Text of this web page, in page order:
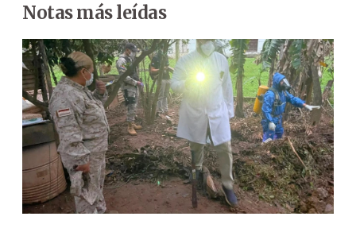
Notas más leídas